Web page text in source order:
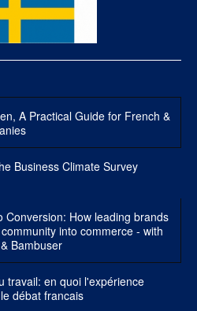
A Practical Guide for French &
Business Climate Survey
Conversion: How leading brands
into commerce - with
Bambuser
travail: en quoi l'expérience
débat francais